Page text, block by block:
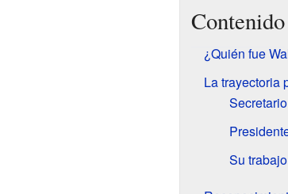
Contenido
¿Quién fue
La trayectoria
Su